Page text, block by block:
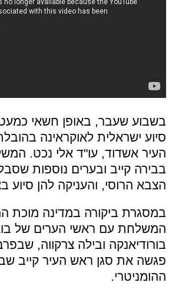
בשבוע שעבר, באופן חשאי
סיוע ישראלית לאוקראינה
העיר אשדוד, עו"ד אלי נכט.
בבירה קייב ובערים נוספות
הצבא הרוסי, והעניקה להן סיוע
במסגרת ביקורה במדינה מוכת
המשלחת עם ראשי הערים של
בורודיאנקה ובילה צרקווה,
פגשה את סגן ראש העיר קייב
ההומניטרי.